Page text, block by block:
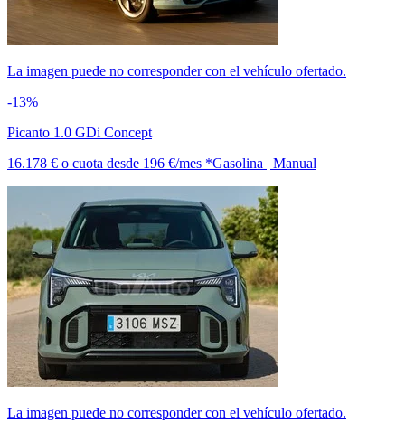
La imagen puede no corresponder con el vehículo ofertado.
-13%
Picanto 1.0 GDi Concept
16.178 € o cuota desde 196 €/mes *Gasolina | Manual
La imagen puede no corresponder con el vehículo ofertado.